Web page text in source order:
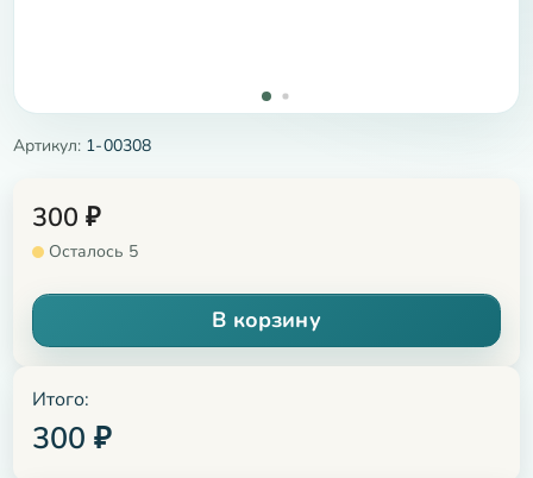
Артикул: 1-00308
300 ₽
Осталось 5
В корзину
Итого:
300 ₽